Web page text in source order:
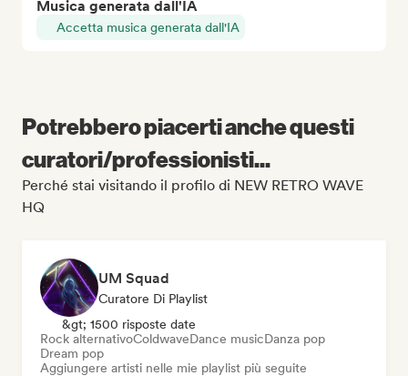
Musica generata dall'IA
Accetta musica generata dall'IA
Potrebbero piacerti anche questi
curatori/professionisti...
Perché stai visitando il profilo di NEW RETRO WAVE
HQ
UM Squad
Curatore Di Playlist
&gt; 1500 risposte date
Rock alternativoColdwaveDance musicDanza pop
Dream pop
Aggiungere artisti nelle mie playlist più seguite